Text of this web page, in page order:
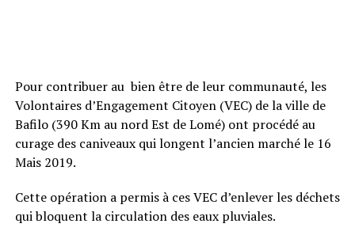
Pour contribuer au bien être de leur communauté, les
Volontaires d’Engagement Citoyen (VEC) de la ville de
Bafilo (390 Km au nord Est de Lomé) ont procédé au
curage des caniveaux qui longent l’ancien marché le 16
Mais 2019.
Cette opération a permis à ces VEC d’enlever les déchets
qui bloquent la circulation des eaux pluviales.